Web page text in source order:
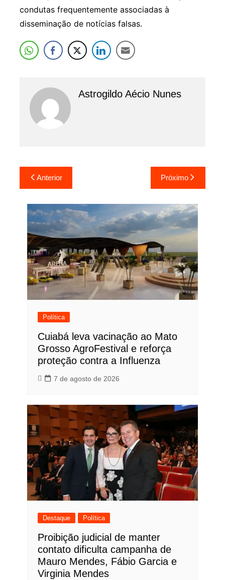
condutas frequentemente associadas à
disseminação de notícias falsas.
Astrogildo Aécio Nunes
Navegação
de
Post
Anterior Próximo
Política
Cuiabá leva vacinação ao Mato
Grosso AgroFestival e reforça
proteção contra a Influenza
7 de agosto de 2026
Destaque Política
Proibição judicial de manter
contato dificulta campanha de
Mauro Mendes, Fábio Garcia e
Virginia Mendes